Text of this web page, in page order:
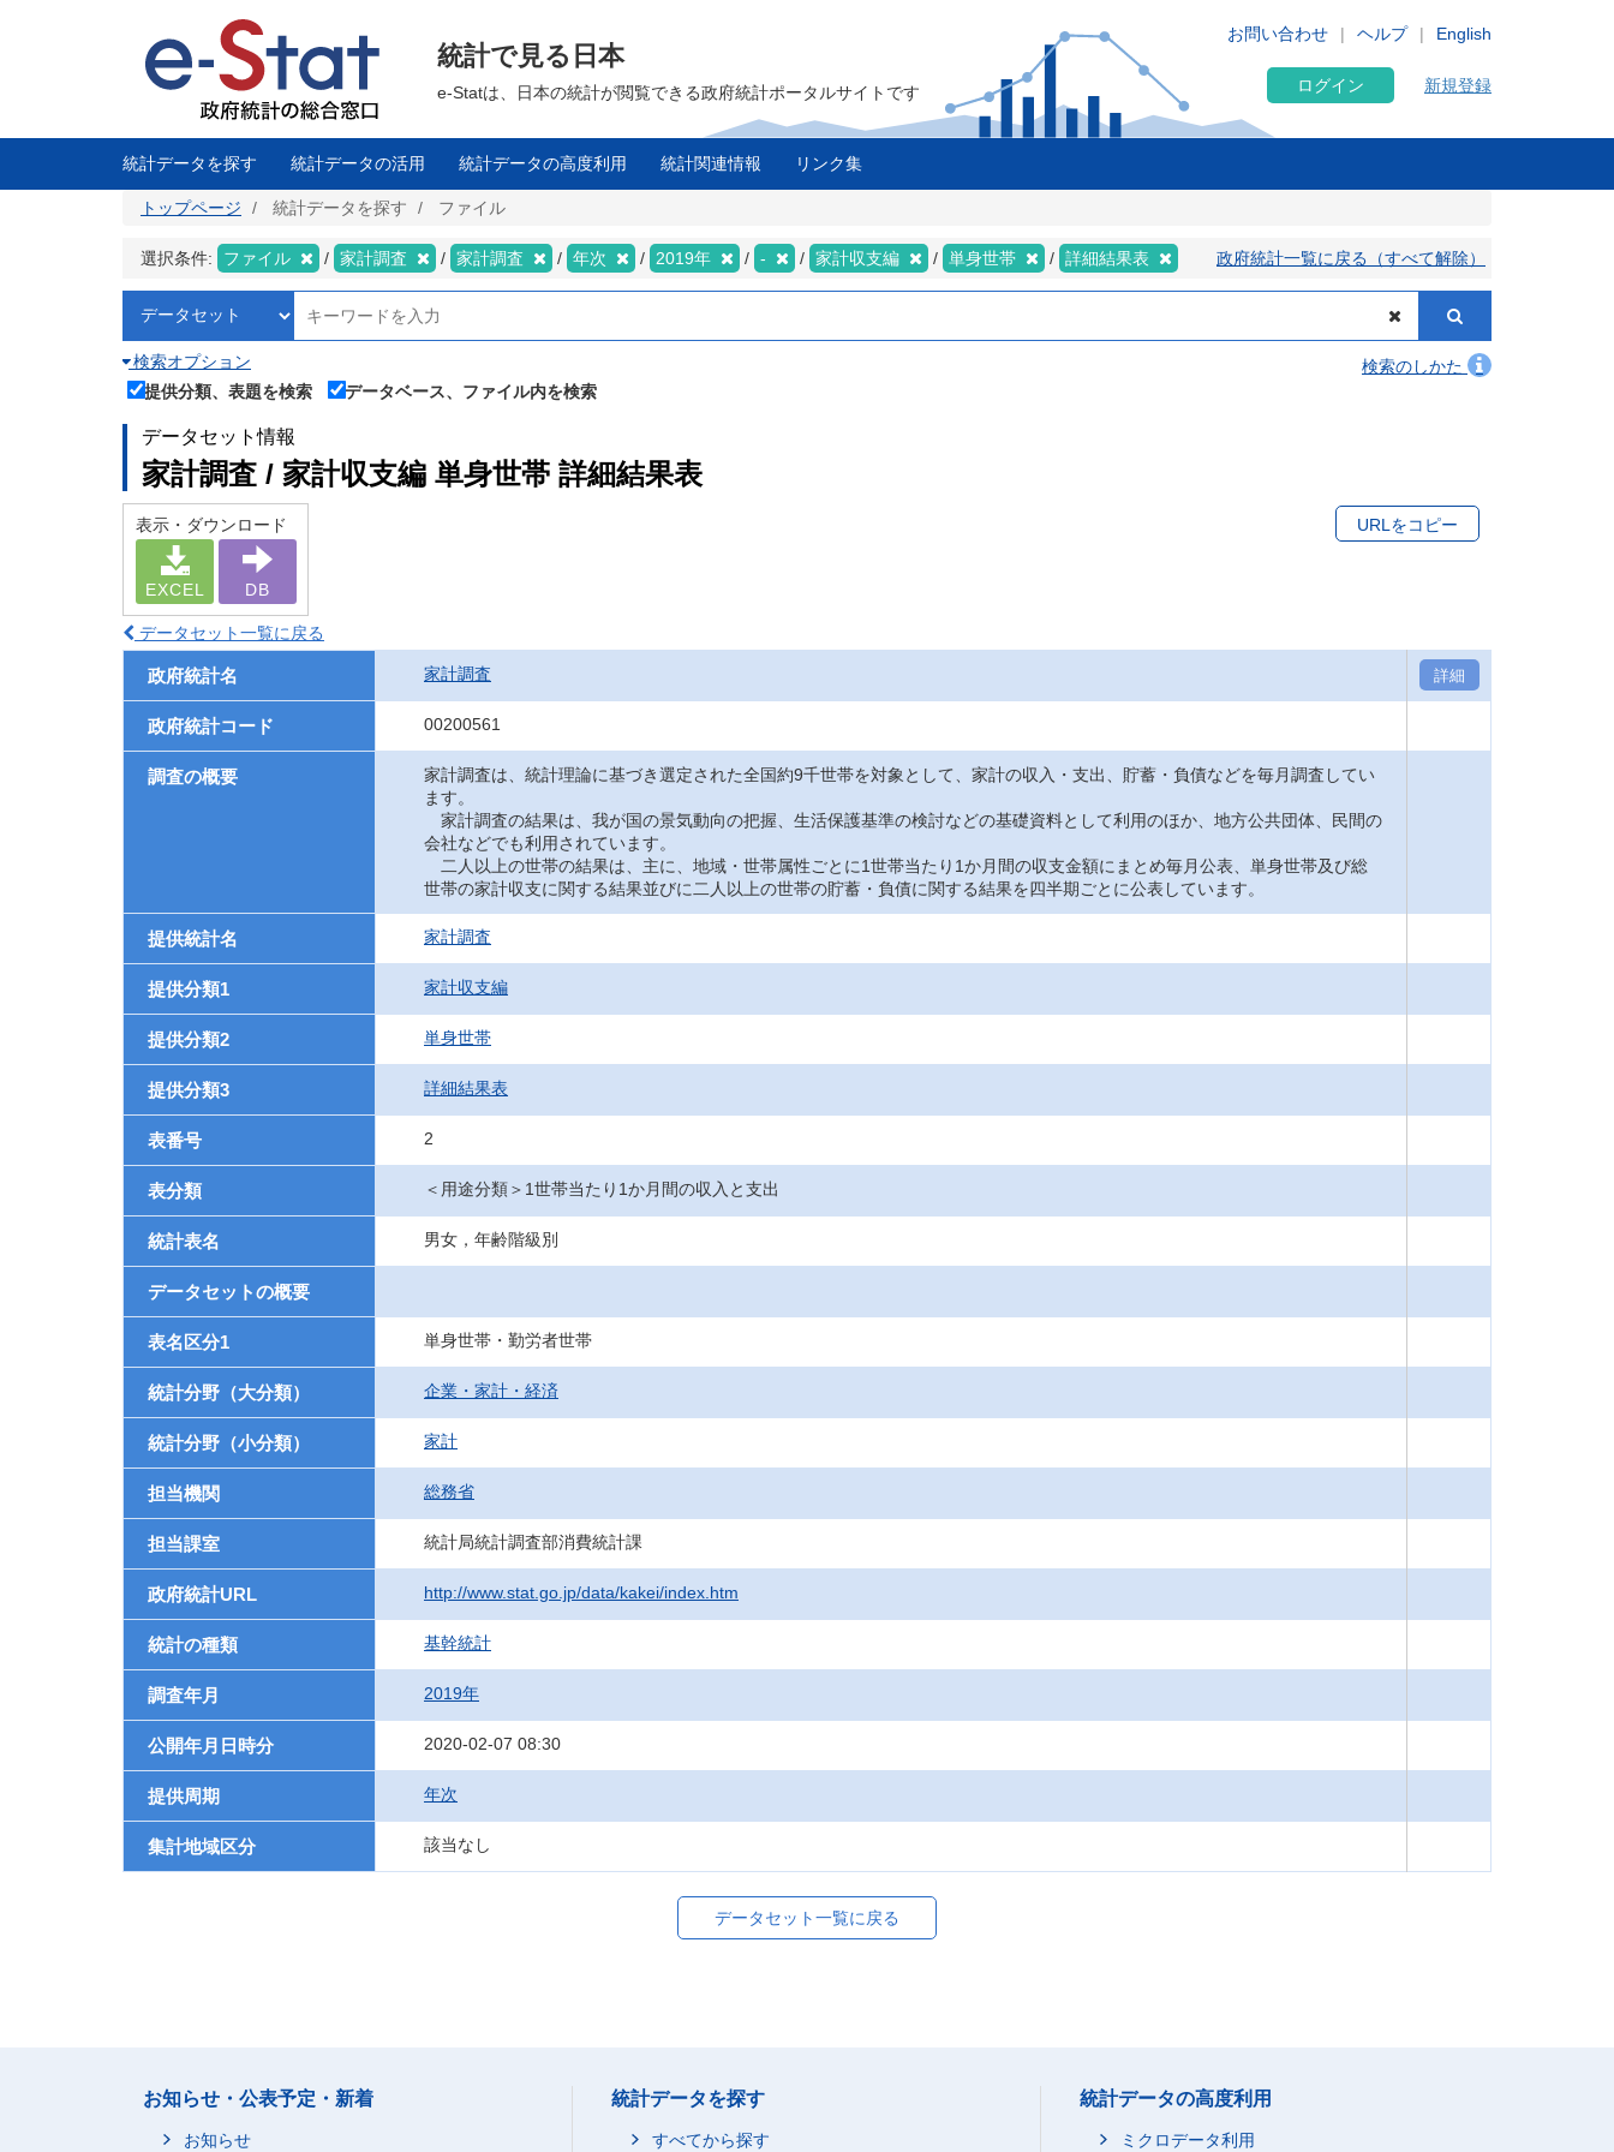
に
English
お問い合わせ ヘルプ
統計で見る日本
e-Statは、日本の統計が閲覧できる政府統計ポータルサイトです ログイン 新規登録
統計データを探す 統計データの活用 統計データの高度利用 統計関連情報 リンク集
トップページ 統計データを探す ファイル
選択条件: ファイル 家計調査 家計調査 年次 2019年 - 家計収支編 単身世帯 詳細結果表 政府統計一覧に戻る（すべて解除）
検索オプション
検索のしかた
提供分類、表題を検索
データベース、ファイル内を検索
データセット情報
家計調査 / 家計収支編 単身世帯 詳細結果表
表示・ダウンロード
EXCEL DB
URLをコピー
データセット一覧に戻る
政府統計名 家計調査 詳細
政府統計コード 00200561
調査の概要
家計調査は、統計理論に基づき選定された全国約9千世帯を対象として、家計の収入・支出、貯蓄・負債などを毎月調査してい
ます。
家計調査の結果は、我が国の景気動向の把握、生活保護基準の検討などの基礎資料として利用のほか、地方公共団体、民間の
会社などでも利用されています。
二人以上の世帯の結果は、主に、地域・世帯属性ごとに1世帯当たり1か月間の収支金額にまとめ毎月公表、単身世帯及び総
世帯の家計収支に関する結果並びに二人以上の世帯の貯蓄・負債に関する結果を四半期ごとに公表しています。
提供統計名 家計調査
提供分類1 家計収支編
提供分類2 単身世帯
提供分類3 詳細結果表
表番号 2
表分類 ＜用途分類＞1世帯当たり1か月間の収入と支出
統計表名 男女，年齢階級別
データセットの概要
表名区分1 単身世帯・勤労者世帯
統計分野（大分類） 企業・家計・経済
統計分野（小分類） 家計
担当機関 総務省
担当課室 統計局統計調査部消費統計課
政府統計URL http://www.stat.go.jp/data/kakei/index.htm
統計の種類 基幹統計
調査年月 2019年
公開年月日時分 2020-02-07 08:30
提供周期 年次
集計地域区分 該当なし
データセット一覧に戻る
お知らせ・公表予定・新着
お知らせ
統計データを探す
すべてから探す
統計データの高度利用
ミクロデータ利用